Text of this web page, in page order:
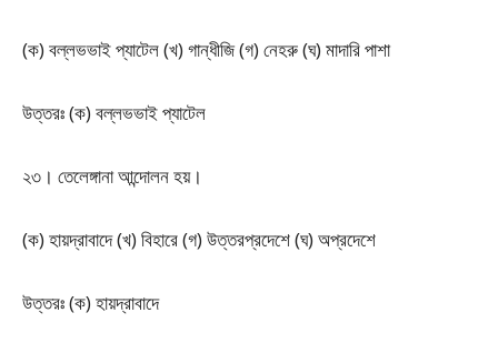
(ক) বল্লভভাই প্যাটেল (খ) গান্ধীজি (গ) নেহরু (ঘ) মাদারি পাশা
উত্তরঃ (ক) বল্লভভাই প্যাটেল
২৩। তেলেঙ্গানা আন্দোলন হয়।
(ক) হায়দ্রাবাদে (খ) বিহারে (গ) উত্তরপ্রদেশে (ঘ) অপ্রদেশে
উত্তরঃ (ক) হায়দ্রাবাদে